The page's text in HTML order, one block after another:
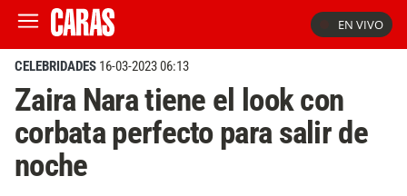
EN VIVO
CELEBRIDADES 16-03-2023 06:13
Zaira Nara tiene el look con
corbata perfecto para salir de
noche